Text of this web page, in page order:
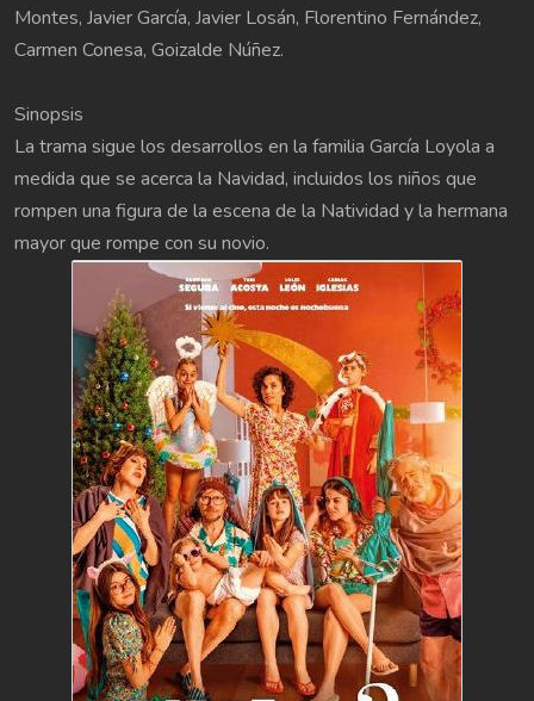
Montes, Javier García, Javier Losán, Florentino Fernández,
Carmen Conesa, Goizalde Núñez.
Sinopsis
La trama sigue los desarrollos en la familia García Loyola a
medida que se acerca la Navidad, incluidos los niños que
rompen una figura de la escena de la Natividad y la hermana
mayor que rompe con su novio.